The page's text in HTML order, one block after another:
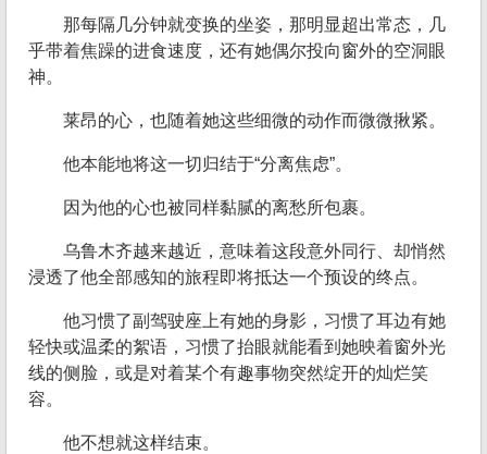
那每隔几分钟就变换的坐姿，那明显超出常态，几
乎带着焦躁的进食速度，还有她偶尔投向窗外的空洞眼
神。
莱昂的心，也随着她这些细微的动作而微微揪紧。
他本能地将这一切归结于“分离焦虑”。
因为他的心也被同样黏腻的离愁所包裹。
乌鲁木齐越来越近，意味着这段意外同行、却悄然
浸透了他全部感知的旅程即将抵达一个预设的终点。
他习惯了副驾驶座上有她的身影，习惯了耳边有她
轻快或温柔的絮语，习惯了抬眼就能看到她映着窗外光
线的侧脸，或是对着某个有趣事物突然绽开的灿烂笑
容。
他不想就这样结束。